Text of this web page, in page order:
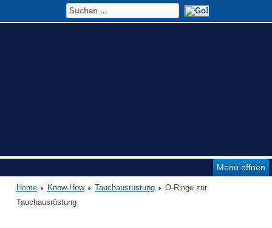
Menü öffnen
Home Know-How Tauchausrüstung
O-Ringe zur
Tauchausrüstung